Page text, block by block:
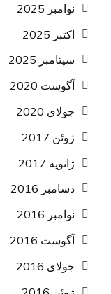
نوامبر 2025
اکتبر 2025
سپتامبر 2025
آگوست 2020
جولای 2020
ژوئن 2017
ژانویه 2017
دسامبر 2016
نوامبر 2016
آگوست 2016
جولای 2016